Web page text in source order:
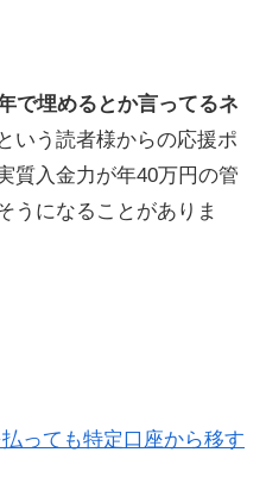
で埋めるとか言ってるネ
という読者様からの応援ポ
質入金力が年40万円の管
うになることがありま
っても特定口座から移す